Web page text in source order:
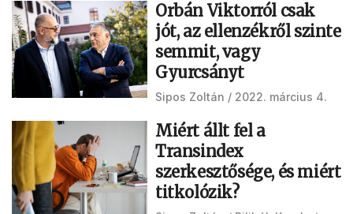
Orbán Viktorról csak
jót, az ellenzékről szinte
semmit, vagy
Gyurcsányt
Sipos Zoltán 2022. március 4.
Miért állt fel a
Transindex
szerkesztősége, és miért
titkolózik?